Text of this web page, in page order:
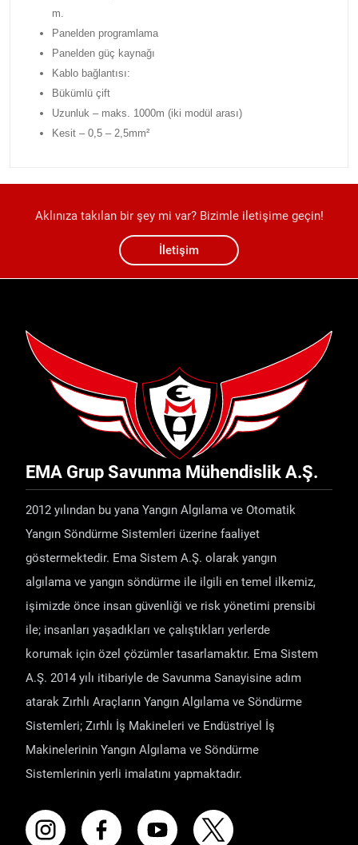
m.
Panelden programlama
Panelden güç kaynağı
Kablo bağlantısı:
Bükümlü çift
Uzunluk – maks. 1000m (iki modül arası)
Kesit – 0,5 – 2,5mm²
Aklınıza takılan bir şey mi var? Bizimle iletişime geçin!
İletişim
EMA Grup Savunma Mühendislik A.Ş.
2012 yılından bu yana Yangın Algılama ve Otomatik
Yangın Söndürme Sistemleri üzerine faaliyet
göstermektedir. Ema Sistem A.Ş. olarak yangın
algılama ve yangın söndürme ile ilgili en temel ilkemiz,
işimizde önce insan güvenliği ve risk yönetimi prensibi
ile; insanları yaşadıkları ve çalıştıkları yerlerde
korumak için özel çözümler tasarlamaktır. Ema Sistem
A.Ş. 2014 yılı itibariyle de Savunma Sanayisine adım
atarak Zırhlı Araçların Yangın Algılama ve Söndürme
Sistemleri; Zırhlı İş Makineleri ve Endüstriyel İş
Makinelerinin Yangın Algılama ve Söndürme
Sistemlerinin yerli imalatını yapmaktadır.